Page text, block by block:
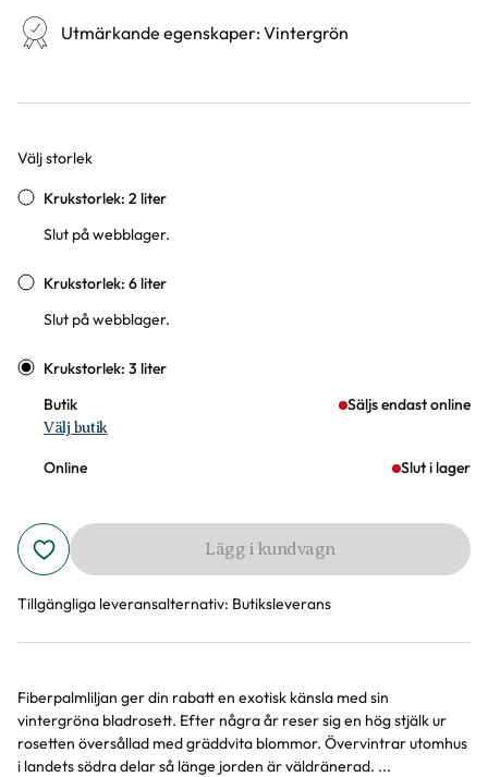
Utmärkande egenskaper:Vintergrön
Välj storlek
Varianter
Krukstorlek: 2 liter
Slut på webblager.
Krukstorlek: 6 liter
Slut på webblager.
Krukstorlek: 3 liter
Butik
Säljs endast online
Välj butik
Online Slut i lager
Lägg i kundvagn
Tillgängliga leveransalternativ: Butiksleverans
Produktinformation
Fiberpalmliljan ger din rabatt en exotisk känsla med sin
vintergröna bladrosett. Efter några år reser sig en hög stjälk ur
rosetten översållad med gräddvita blommor. Övervintrar utomhus
i landets södra delar så länge jorden är väldränerad. ...